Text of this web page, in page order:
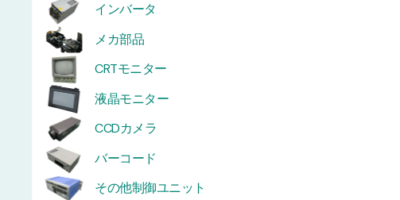
インバータ
メカ部品
CRTモニター
液晶モニター
CCDカメラ
バーコード
その他制御ユニット